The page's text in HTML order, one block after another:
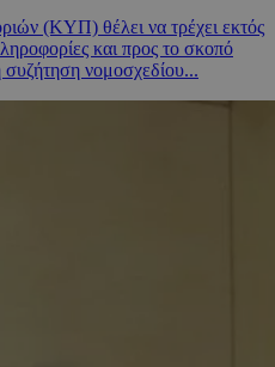
(ΚΥΠ) θέλει να τρέχει εκτός
και προς το σκοπό
συζήτηση νομοσχεδίου...